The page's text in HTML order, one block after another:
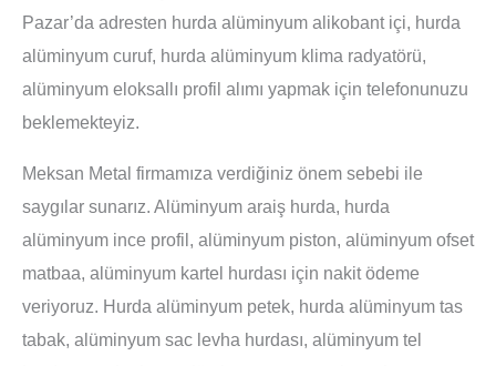
Pazar’da adresten hurda alüminyum alikobant içi, hurda
alüminyum curuf, hurda alüminyum klima radyatörü,
alüminyum eloksallı profil alımı yapmak için telefonunuzu
beklemekteyiz.
Meksan Metal firmamıza verdiğiniz önem sebebi ile
saygılar sunarız. Alüminyum araiş hurda, hurda
alüminyum ince profil, alüminyum piston, alüminyum ofset
matbaa, alüminyum kartel hurdası için nakit ödeme
veriyoruz. Hurda alüminyum petek, hurda alüminyum tas
tabak, alüminyum sac levha hurdası, alüminyum tel